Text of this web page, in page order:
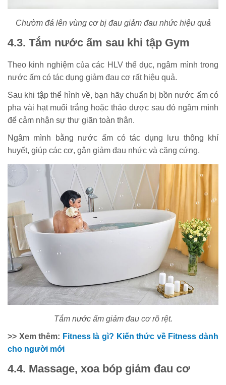
Chườm đá lên vùng cơ bị đau giảm đau nhức hiệu quả
4.3. Tắm nước ấm sau khi tập Gym
Theo kinh nghiệm của các HLV thể dục, ngâm mình trong
nước ấm có tác dụng giảm đau cơ rất hiệu quả.
Sau khi tập thể hình về, bạn hãy chuẩn bị bồn nước ấm có
pha vài hạt muối trắng hoặc thảo dược sau đó ngâm mình
để cảm nhận sự thư giãn toàn thân.
Ngâm mình bằng nước ấm có tác dụng lưu thông khí
huyết, giúp các cơ, gân giảm đau nhức và căng cứng.
Tắm nước ấm giảm đau cơ rõ rệt.
>> Xem thêm: Fitness là gì? Kiến thức về Fitness dành
cho người mới
4.4. Massage, xoa bóp giảm đau cơ